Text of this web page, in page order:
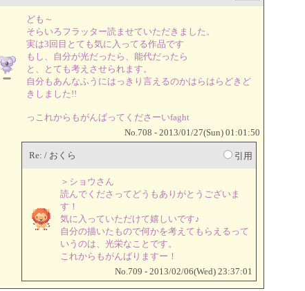
ども～
そらいろフラッター読ませていただきました。
実は3回目とても気に入ってる作品です
もし、自分が光だったら、能代だったら
と、とても考えさせられます。
自分もあんなふうにはっきり言えるのかはらはらどきど
きしました!!
っこれからもがんばってくださーいfaght
No.708 - 2013/01/27(Sun) 01:01:50
Re: / おくら 引用
＞ショウさん
読んでくださってどうもありがとうございま
す！
気に入っていただけて嬉しいです♪
自分の描いたもので何かを考えてもらえるって
いうのは、光栄なことです。
これからもがんばりますー！
No.709 - 2013/02/06(Wed) 23:37:01